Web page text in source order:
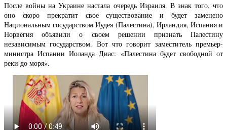
После войны на Украине настала очередь Израиля. В знак того, что
оно скоро прекратит свое существование и будет заменено
Национальным государством Иудея (Палестина), Ирландия, Испания и
Норвегия объявили о своем решении признать Палестину
независимым государством. Вот что говорит заместитель премьер-
министра Испании Иоланда Диас: «Палестина будет свободной от
реки до моря».